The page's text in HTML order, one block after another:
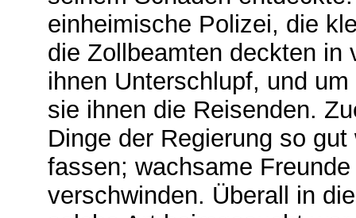
einheimische Polizei, die
die Zollbeamten deckten in
ihnen Unterschlupf, und
sie ihnen die Reisenden.
Dinge der Regierung so
fassen; wachsame
verschwinden. Überall in